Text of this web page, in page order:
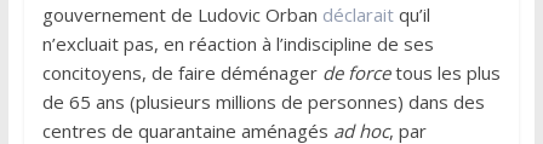
gouvernement de Ludovic Orban déclaraitqu’il
n’excluait pas, en réaction à l’indiscipline de ses
concitoyens, de faire déménager de forcetous les plus
de 65 ans (plusieurs millions de personnes) dans des
centres de quarantaine aménagés ad hoc, par